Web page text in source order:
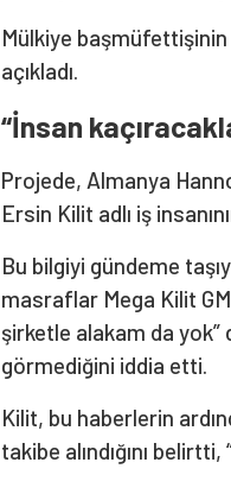
Mülkiye başmüfettişinin
açıkladı.
“İnsan
Projede, Almanya
Ersin Kilit adlı iş
Bu bilgiyi gündeme
masraflar Mega Kilit
şirketle alakam da yok”
görmediğini iddia etti.
Kilit, bu haberlerin
takibe alındığını